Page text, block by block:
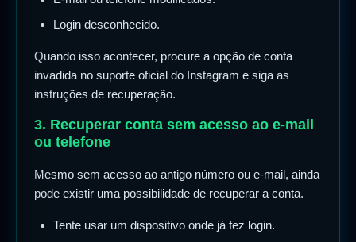
Login desconhecido.
Quando isso acontecer, procure a opção de conta
invadida no suporte oficial do Instagram e siga as
instruções de recuperação.
3. Recuperar conta sem acesso ao e-mail
ou telefone
Mesmo sem acesso ao antigo número ou e-mail, ainda
pode existir uma possibilidade de recuperar a conta.
Tente usar um dispositivo onde já fez login.